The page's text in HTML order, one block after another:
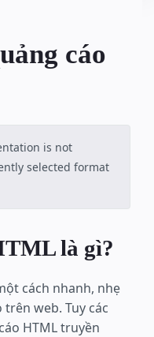
cáo
is not
selected format
là gì?
cách nhanh, nhẹ
web. Tuy các
HTML truyền